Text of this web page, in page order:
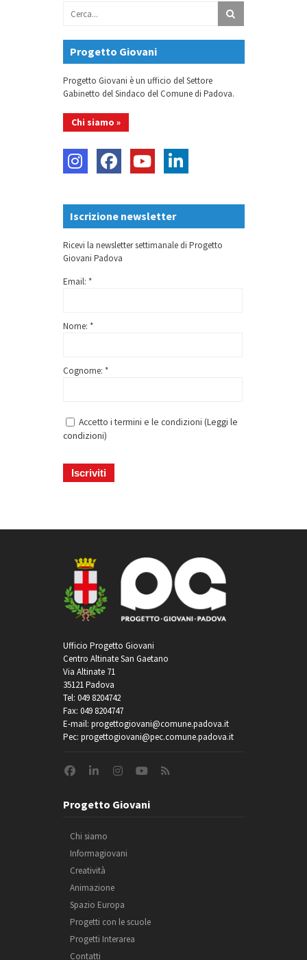
Progetto Giovani
Progetto Giovani è un ufficio del Settore
Gabinetto del Sindaco del Comune di Padova.
Chi siamo »
Iscrizione newsletter
Ricevi la newsletter settimanale di Progetto
Giovani Padova
Email: *
Nome: *
Cognome: *
Accetto i termini e le condizioni (Leggi le
condizioni)
Ufficio Progetto Giovani
Centro Altinate San Gaetano
Via Altinate 71
35121 Padova
Tel: 049 8204742
Fax: 049 8204747
E-mail: progettogiovani@comune.padova.it
Pec: progettogiovani@pec.comune.padova.it
Progetto Giovani
Chi siamo
Informagiovani
Creatività
Animazione
Spazio Europa
Progetti con le scuole
Progetti Interarea
Contatti